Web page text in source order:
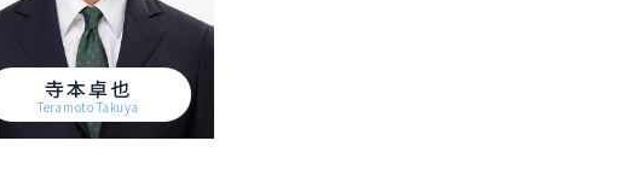
寺本卓也
Teramoto Takuya